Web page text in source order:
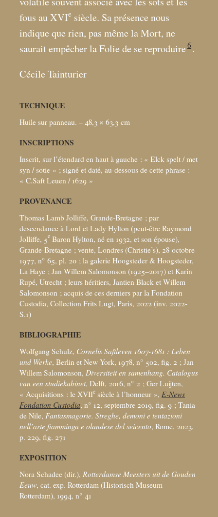
fous au XVIe siècle. Sa présence nous
indique que rien, pas même la Mort, ne
saurait empêcher la Folie de se reproduire6 .
Cécile Tainturier
TECHNIQUE
Huile sur panneau. – 48,3 × 63,3 cm
INSCRIPTIONS
Inscrit, sur l’étendard en haut à gauche : « Elck spelt / met
syn / sotie » ; signé et daté, au-dessous de cette phrase :
« C.Saft Leuen / 1629 »
PROVENANCE
Thomas Lamb Jolliffe, Grande-Bretagne ; par
descendance à Lord et Lady Hylton (peut-être Raymond
Jolliffe, 5e Baron Hylton, né en 1932, et son épouse),
Grande-Bretagne ; vente, Londres (Christie’s), 28 octobre
1977, n° 65, pl. 20 ; la galerie Hoogsteder & Hoogsteder,
La Haye ; Jan Willem Salomonson (1925–2017) et Karin
Rupé, Utrecht ; leurs héritiers, Jantien Black et Willem
Salomonson ; acquis de ces derniers par la Fondation
Custodia, Collection Frits Lugt, Paris, 2022 (inv. 2022-
S.1)
BIBLIOGRAPHIE
Wolfgang Schulz, Cornelis Saftleven 1607-1681 : Leben
und Werke, Berlin et New York, 1978, n° 502, fig. 2 ; Jan
Willem Salomonson, Diversiteit en samenhang. Catalogus
van een studiekabinet, Delft, 2016, n° 2 ; Ger Luijten,
« Acquisitions : le XVIIe siècle à l’honneur », E-News
Fondation Custodia, n° 12, septembre 2019, fig. 9 ; Tania
de Nile, Fantasmagorie. Streghe, demoni e tentazioni
nell’arte fiamminga e olandese del seicento, Rome, 2023,
p. 229, fig. 271
EXPOSITION
Nora Schadee (dir.), Rotterdamse Meesters uit de Gouden
Eeuw, cat. exp. Rotterdam (Historisch Museum
Rotterdam), 1994, n° 41